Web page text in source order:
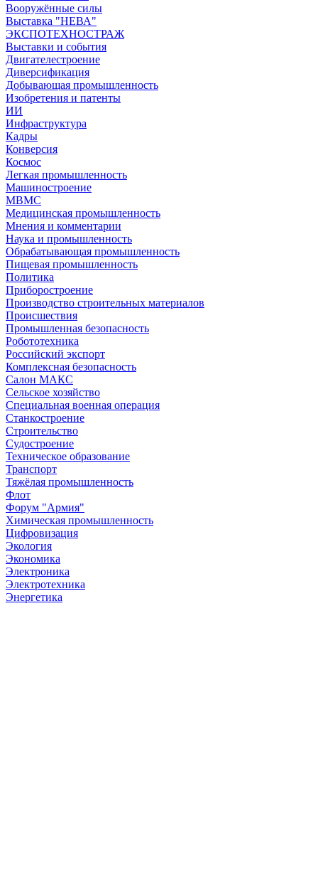
Вооружённые силы
Выставка "НЕВА"
ЭКСПОТЕХНОСТРАЖ
Выставки и события
Двигателестроение
Диверсификация
Добывающая промышленность
Изобретения и патенты
ИИ
Инфраструктура
Кадры
Конверсия
Космос
Легкая промышленность
Машиностроение
МВМС
Медицинская промышленность
Мнения и комментарии
Наука и промышленность
Обрабатывающая промышленность
Пищевая промышленность
Политика
Приборостроение
Производство строительных материалов
Происшествия
Промышленная безопасность
Робототехника
Российский экспорт
Комплексная безопасность
Салон МАКС
Сельское хозяйство
Специальная военная операция
Станкостроение
Строительство
Судостроение
Техническое образование
Транспорт
Тяжёлая промышленность
Флот
Форум "Армия"
Химическая промышленность
Цифровизация
Экология
Экономика
Электроника
Электротехника
Энергетика